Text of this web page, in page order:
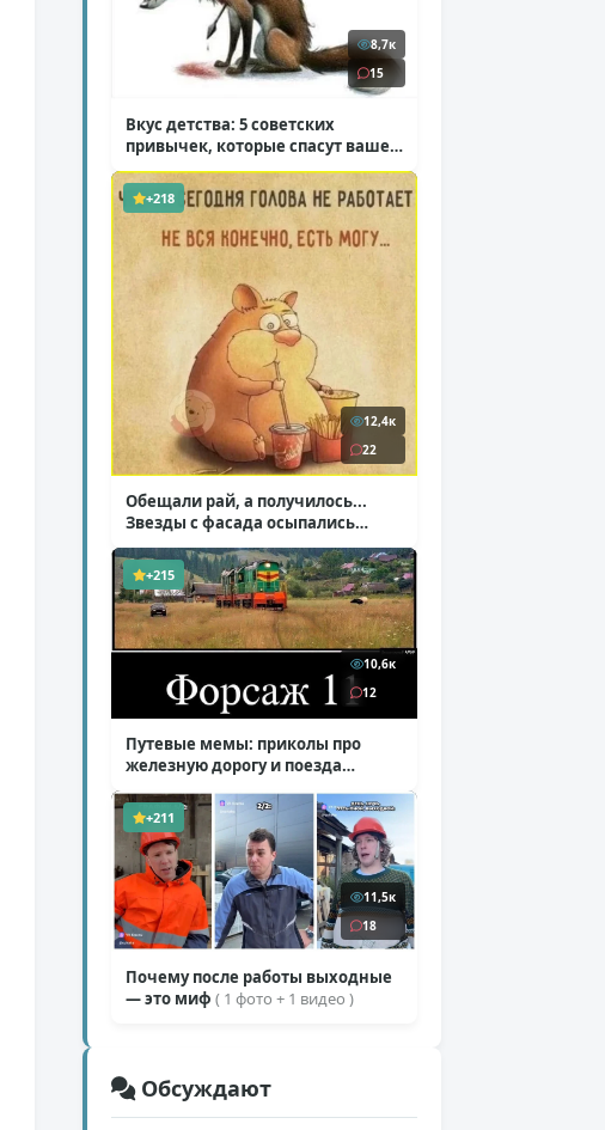
8,7к
15
Вкус детства: 5 советских
привычек, которые спасут ваше
здоровье( 2 фото )
+218
12,4к
22
Обещали рай, а получилось...
Звезды с фасада осыпались
( 14 фото )
+215
10,6к
12
Путевые мемы: приколы про
железную дорогу и поезда
+211
11,5к
18
Почему после работы выходные
— это миф ( 1 фото + 1 видео )
Обсуждают